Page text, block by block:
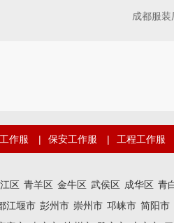
成都服装
作服 | 保安工作服 | 工程工作服
区 青羊区 金牛区 武侯区 成华区 青
江堰市 彭州市 崇州市 邛崃市 简阳市